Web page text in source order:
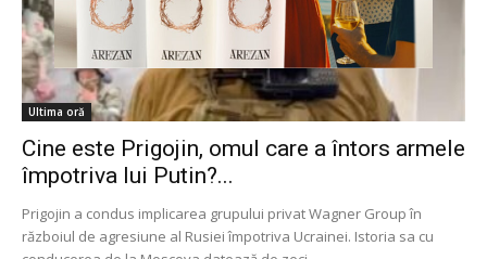
Ultima oră
Cine este Prigojin, omul care a întors armele
împotriva lui Putin?...
Prigojin a condus implicarea grupului privat Wagner Group în
războiul de agresiune al Rusiei împotriva Ucrainei. Istoria sa cu